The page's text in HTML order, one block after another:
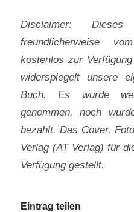
Disclaimer:
freundlicherweise
kostenlos zur
widerspiegelt unsere
Buch. Es wurde
genommen, noch
bezahlt. Das Cover,
Verlag (AT Verlag) für
Verfügung gestellt.
Eintrag teilen